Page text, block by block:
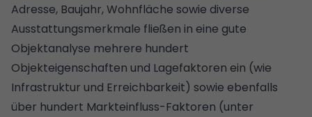
Adresse, Baujahr, Wohnfläche sowie diverse
Ausstattungsmerkmale fließen in eine gute
Objektanalyse mehrere hundert
Objekteigenschaften und Lagefaktoren ein (wie
Infrastruktur und Erreichbarkeit) sowie ebenfalls
über hundert Markteinfluss-Faktoren (unter